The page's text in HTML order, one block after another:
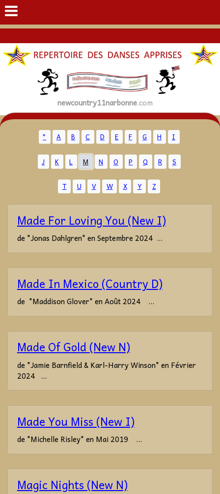
newcountry11narbonne.com
* A B C D E F G H I
J K L M N O P Q R S
T U V W X Y Z
Made For Loving You (New I)
de "Jonas Dahlgren" en Septembre 2024 ...
Made In Mexico (Country D)
de "Maddison Glover" en Août 2024 ...
Made Of Gold (New N)
de "Jamie Barnfield & Karl-Harry Winson" en Février
2024 ...
Made You Miss (New I)
de "Michelle Risley" en Mai 2019 ...
Magic Nights (New N)